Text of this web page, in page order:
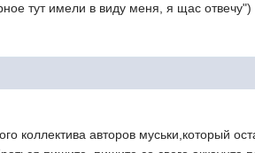
тут имели в виду меня, я щас отвечу")
коллектива авторов муськи,который